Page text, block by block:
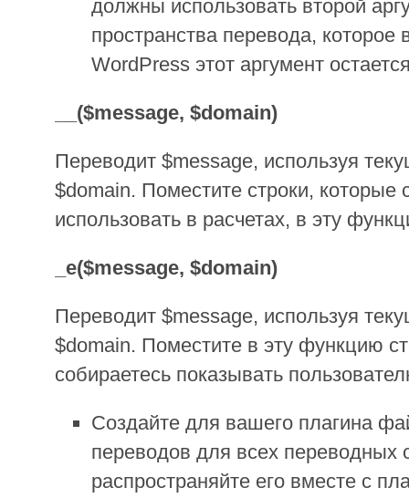
должны использовать второй
пространства перевода,
WordPress этот аргумент
__($message, $domain)
Переводит $message, используя
$domain. Поместите строки, которые
использовать в расчетах, в эту
_e($message, $domain)
Переводит $message, используя
$domain. Поместите в эту функцию
собираетесь показывать
Создайте для вашего плагина
переводов для всех переводных
распространяйте его вместе с